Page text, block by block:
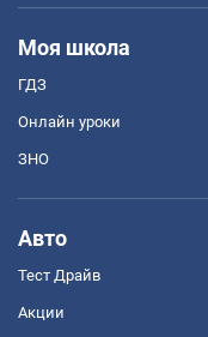
Моя школа
ГДЗ
Онлайн уроки
ЗНО
Авто
Тест Драйв
Акции